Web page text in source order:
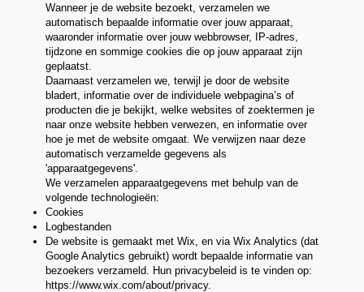
Wanneer je de website bezoekt, verzamelen we
automatisch bepaalde informatie over jouw apparaat,
waaronder informatie over jouw webbrowser, IP-adres,
tijdzone en sommige cookies die op jouw apparaat zijn
geplaatst.
Daarnaast verzamelen we, terwijl je door de website
bladert, informatie over de individuele webpagina’s of
producten die je bekijkt, welke websites of zoektermen je
naar onze website hebben verwezen, en informatie over
hoe je met de website omgaat. We verwijzen naar deze
automatisch verzamelde gegevens als
'apparaatgegevens'.
We verzamelen apparaatgegevens met behulp van de
volgende technologieën:
Cookies
Logbestanden
De website is gemaakt met Wix, en via Wix Analytics (dat
Google Analytics gebruikt) wordt bepaalde informatie van
bezoekers verzameld. Hun privacybeleid is te vinden op:
https://www.wix.com/about/privacy.